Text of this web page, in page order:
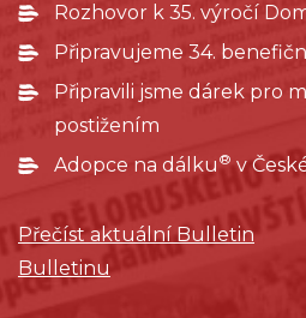
Rozhovor k 35. výročí
Připravujeme 34.
Připravili jsme dárek pro
postižením
Adopce na dálku ®v
Přečíst aktuální Bulletin
Bulletinu